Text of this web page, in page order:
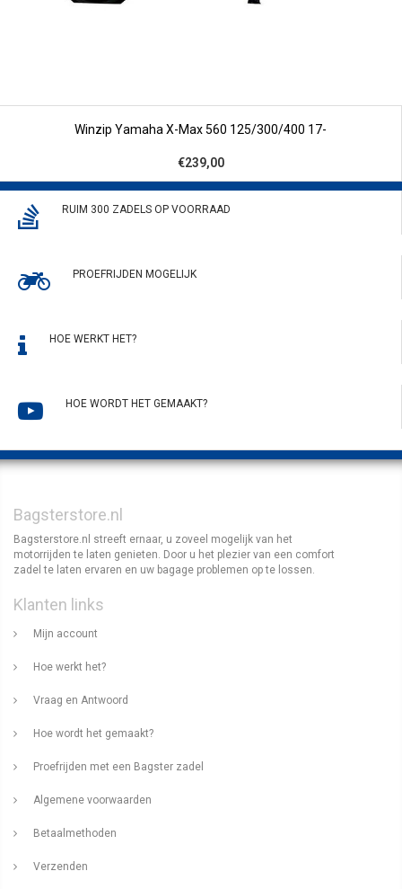
Winzip Yamaha X-Max 560 125/300/400 17-
€239,00
RUIM 300 ZADELS OP VOORRAAD
PROEFRIJDEN MOGELIJK
HOE WERKT HET?
HOE WORDT HET GEMAAKT?
Bagsterstore.nl
Bagsterstore.nl streeft ernaar, u zoveel mogelijk van het
motorrijden te laten genieten. Door u het plezier van een comfort
zadel te laten ervaren en uw bagage problemen op te lossen.
Klanten links
Mijn account
Hoe werkt het?
Vraag en Antwoord
Hoe wordt het gemaakt?
Proefrijden met een Bagster zadel
Algemene voorwaarden
Betaalmethoden
Verzenden